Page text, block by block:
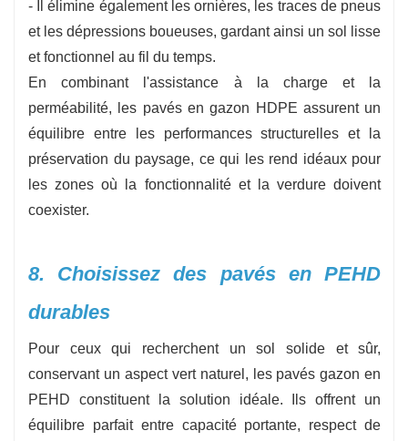
- Il élimine également les ornières, les traces de pneus
et les dépressions boueuses, gardant ainsi un sol lisse
et fonctionnel au fil du temps.
En combinant l'assistance à la charge et la
perméabilité, les pavés en gazon HDPE assurent un
équilibre entre les performances structurelles et la
préservation du paysage, ce qui les rend idéaux pour
les zones où la fonctionnalité et la verdure doivent
coexister.
8. Choisissez des pavés en PEHD
durables
Pour ceux qui recherchent un sol solide et sûr,
conservant un aspect vert naturel, les pavés gazon en
PEHD constituent la solution idéale. Ils offrent un
équilibre parfait entre capacité portante, respect de